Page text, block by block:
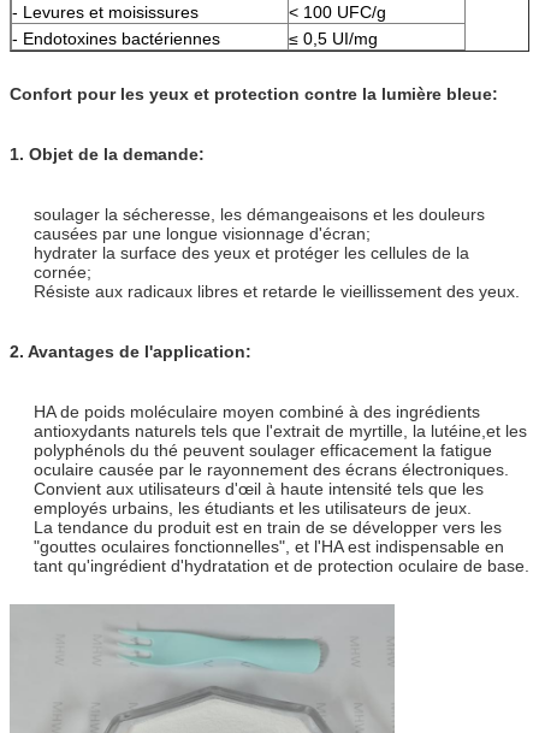
- Levures et moisissures
< 100 UFC/g
- Endotoxines bactériennes
≤ 0,5 UI/mg
Confort pour les yeux et protection contre la lumière bleue:
1. Objet de la demande:
soulager la sécheresse, les démangeaisons et les douleurs
causées par une longue visionnage d'écran;
hydrater la surface des yeux et protéger les cellules de la
cornée;
Résiste aux radicaux libres et retarde le vieillissement des yeux.
2. Avantages de l'application:
HA de poids moléculaire moyen combiné à des ingrédients
antioxydants naturels tels que l'extrait de myrtille, la lutéine,et les
polyphénols du thé peuvent soulager efficacement la fatigue
oculaire causée par le rayonnement des écrans électroniques.
Convient aux utilisateurs d'œil à haute intensité tels que les
employés urbains, les étudiants et les utilisateurs de jeux.
La tendance du produit est en train de se développer vers les
"gouttes oculaires fonctionnelles", et l'HA est indispensable en
tant qu'ingrédient d'hydratation et de protection oculaire de base.